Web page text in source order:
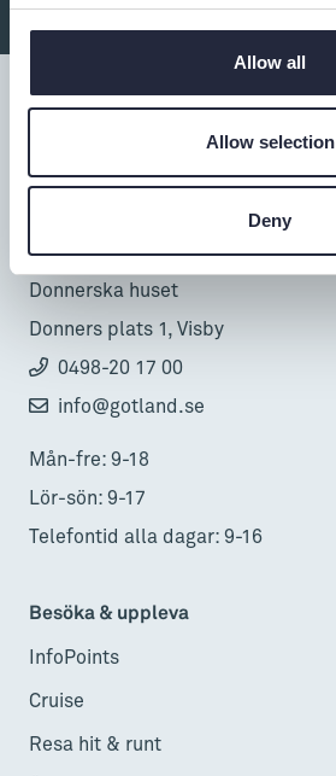
Allow all
Allow selection
Deny
Donnerska huset
Donners plats 1, Visby
0498-20 17 00
info@gotland.se
Mån-fre: 9-18
Lör-sön: 9-17
Telefontid alla dagar: 9-16
Besöka & uppleva
InfoPoints
Cruise
Resa hit & runt
Tillgänglighet